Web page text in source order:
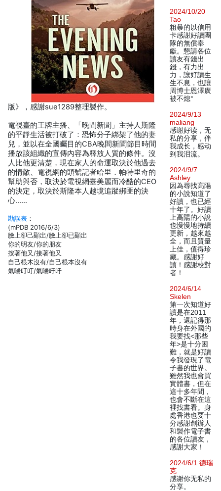
版》，感謝sue1289整理製作。
電視臺的王牌主播、「晚間新聞」主持人斯隆
的平靜生活被打破了：恐怖分子綁架了他的妻
兒，並以在全國矚目的CBA晚間新聞節目時間
播放該組織的宣傳內容為釋放人質的條件。沒
人比他更清楚，現在家人的命運取決於他過去
的情敵、電視網的頭號記者哈里．帕特里奇的
幫助與否，取決於電視網臺美麗而冷酷的CEO
的決定，取決於斯隆本人越境追蹤綁匪的決
心……
勘誤表 ：
(mPDB 2016/6/3)
臉上卻己顯出/臉上卻已顯出
你的明友/你的朋友
按著他又/接著他又
自己根木沒有/自己根本沒有
氣喘叮叮/氣喘吁吁
2024/10/20
Tao
粗暴的以信用
卡感謝好讀團
隊的無償奉
獻。懇請各位
讀友有錢出
錢，有力出
力，讓好讀生
生不息，也讓
周博士恩澤廣
被不熄°
2024/9/13
maliang
感谢好读，无
私的分享，伴
我成长，感动
到我泪流。
2024/9/7
Ashley
因為尋找高陽
的小說知道了
好讀，也已經
十年了。好讀
上高陽的小說
也慢慢地持續
更新，越來越
全，而且質量
上佳，值得珍
藏。感謝好
讀！感謝校對
者！
2024/6/14
Skelen
第一次知道好
讀是在2011
年，還記得那
時身在外國的
我要找<那些
年>是十分困
難，就是好讀
令我發現了電
子書的世界。
雖然我也會買
實體書，但在
這十多年間，
也會不斷在這
裡找書看。身
處香港也要十
分感謝創辦人
和製作電子書
的各位讀友，
感謝大家！
2024/6/1 德瑞
克
感谢你无私的
分享。